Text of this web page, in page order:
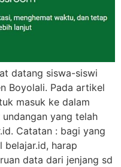
datang siswa-siswi
Boyolali. Pada artikel
masuk ke dalam
yang telah
Catatan : bagi yang
belajar.id, harap
data dari jenjang sd